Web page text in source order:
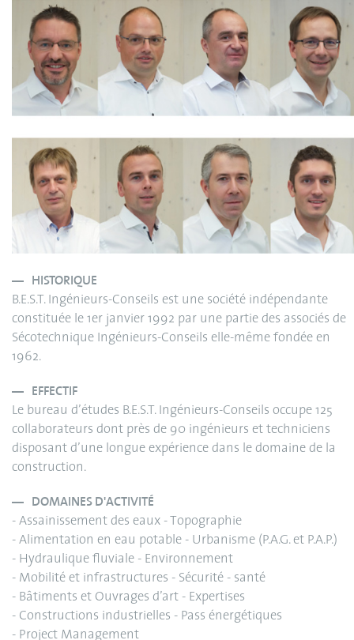
HISTORIQUE
B.E.S.T. Ingénieurs-Conseils est une société indépendante
constituée le 1er janvier 1992 par une partie des associés de
Sécotechnique Ingénieurs-Conseils elle-même fondée en
1962.
EFFECTIF
Le bureau d’études B.E.S.T. Ingénieurs-Conseils occupe 125
collaborateurs dont près de 90 ingénieurs et techniciens
disposant d’une longue expérience dans le domaine de la
construction.
DOMAINES D'ACTIVITÉ
- Assainissement des eaux - Topographie
- Alimentation en eau potable - Urbanisme (P.A.G. et P.A.P.)
- Hydraulique fluviale - Environnement
- Mobilité et infrastructures - Sécurité - santé
- Bâtiments et Ouvrages d’art - Expertises
- Constructions industrielles - Pass énergétiques
- Project Management